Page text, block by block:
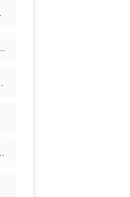
Di Surabaya
sumur bor di rumah"